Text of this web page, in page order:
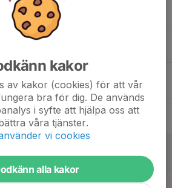
kakor
av kakor (cookies) för att vår
bra för dig. De används
i syfte att hjälpa oss att
våra tjänster.
vi cookies
alla kakor